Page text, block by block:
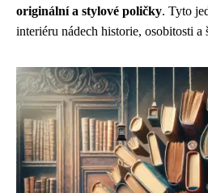
originální a stylové poličky. Tyto
interiéru nádech historie, osobitosti a